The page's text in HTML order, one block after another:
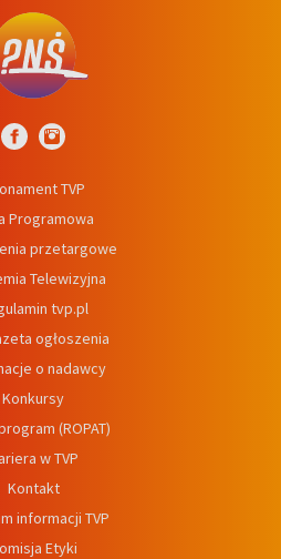
TVP
Programowa
przetargowe
Telewizyjna
tvp.pl
ogłoszenia
o nadawcy
Konkursy
(ROPAT)
w TVP
Kontakt
informacji TVP
Etyki